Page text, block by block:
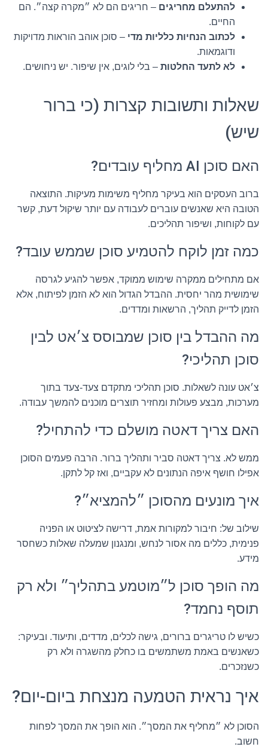
להתעלם מחריגים – חריגים הם לא ״מקרה קצה״. הם
החיים.
לכתוב הנחיות כלליות מדי – סוכן אוהב הוראות מדויקות
ודוגמאות.
לא לתעד החלטות – בלי לוגים, אין שיפור. יש ניחושים.
שאלות ותשובות קצרות (כי ברור
שיש)
האם סוכן AI מחליף עובדים?
ברוב העסקים הוא בעיקר מחליף משימות מעיקות. התוצאה
הטובה היא שאנשים עוברים לעבודה עם יותר שיקול דעת, קשר
עם לקוחות, ושיפור תהליכים.
כמה זמן לוקח להטמיע סוכן שממש עובד?
אם מתחילים ממקרה שימוש ממוקד, אפשר להגיע לגרסה
שימושית מהר יחסית. ההבדל הגדול הוא לא הזמן לפיתוח, אלא
הזמן לדייק תהליך, הרשאות ומדדים.
מה ההבדל בין סוכן שמבוסס צ׳אט לבין
סוכן תהליכי?
צ׳אט עונה לשאלות. סוכן תהליכי מתקדם צעד-צעד בתוך
מערכות, מבצע פעולות ומחזיר תוצרים מוכנים להמשך עבודה.
האם צריך דאטה מושלם כדי להתחיל?
ממש לא. צריך דאטה סביר ותהליך ברור. הרבה פעמים הסוכן
אפילו חושף איפה הנתונים לא עקביים, ואז קל לתקן.
איך מונעים מהסוכן ״להמציא״?
שילוב של: חיבור למקורות אמת, דרישה לציטוט או הפניה
פנימית, כללים מה אסור לנחש, ומנגנון שמעלה שאלות כשחסר
מידע.
מה הופך סוכן ל״מוטמע בתהליך״ ולא רק
תוסף נחמד?
כשיש לו טריגרים ברורים, גישה לכלים, מדדים, ותיעוד. ובעיקר:
כשאנשים באמת משתמשים בו כחלק מהשגרה ולא רק
כשנזכרים.
איך נראית הטמעה מנצחת ביום-יום?
הסוכן לא ״מחליף את המסך״. הוא הופך את המסך לפחות
חשוב.